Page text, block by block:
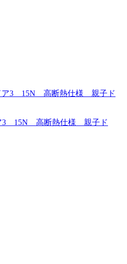
3 15N 高断熱仕様 親子ド